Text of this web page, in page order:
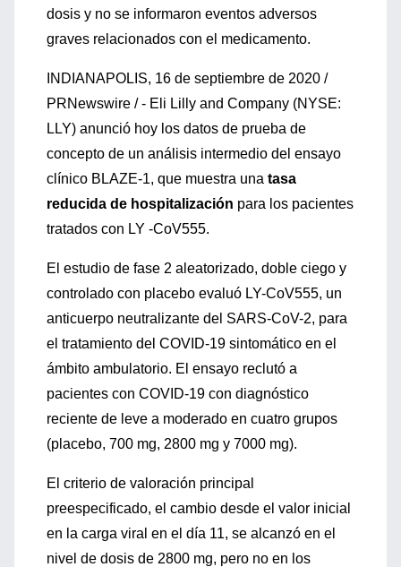
dosis y no se informaron eventos adversos
graves relacionados con el medicamento.
INDIANAPOLIS, 16 de septiembre de 2020 /
PRNewswire / - Eli Lilly and Company (NYSE:
LLY) anunció hoy los datos de prueba de
concepto de un análisis intermedio del ensayo
clínico BLAZE-1, que muestra una tasa
reducida de hospitalización para los pacientes
tratados con LY -CoV555.
El estudio de fase 2 aleatorizado, doble ciego y
controlado con placebo evaluó LY-CoV555, un
anticuerpo neutralizante del SARS-CoV-2, para
el tratamiento del COVID-19 sintomático en el
ámbito ambulatorio. El ensayo reclutó a
pacientes con COVID-19 con diagnóstico
reciente de leve a moderado en cuatro grupos
(placebo, 700 mg, 2800 mg y 7000 mg).
El criterio de valoración principal
preespecificado, el cambio desde el valor inicial
en la carga viral en el día 11, se alcanzó en el
nivel de dosis de 2800 mg, pero no en los